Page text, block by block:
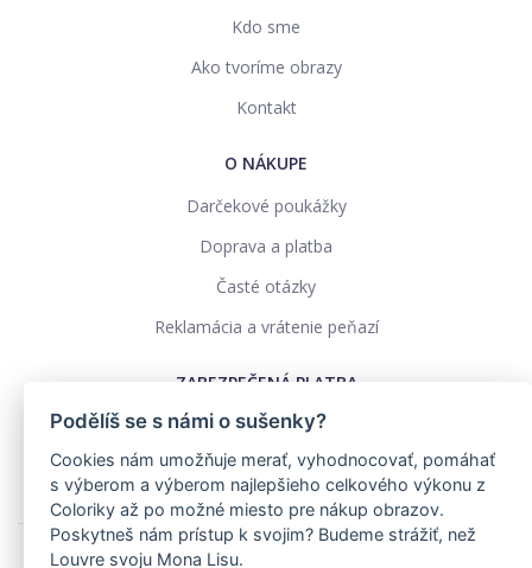
Kdo sme
Ako tvoríme obrazy
Kontakt
O NÁKUPE
Darčekové poukážky
Doprava a platba
Časté otázky
Reklamácia a vrátenie peňazí
ZABEZPEČENÁ PLATBA
Podělíš se s námi o sušenky?
Cookies nám umožňuje merať, vyhodnocovať, pomáhať
s výberom a výberom najlepšieho celkového výkonu z
Coloriky až po možné miesto pre nákup obrazov.
Poskytneš nám prístup k svojim? Budeme strážiť, než
Louvre svoju Mona Lisu.